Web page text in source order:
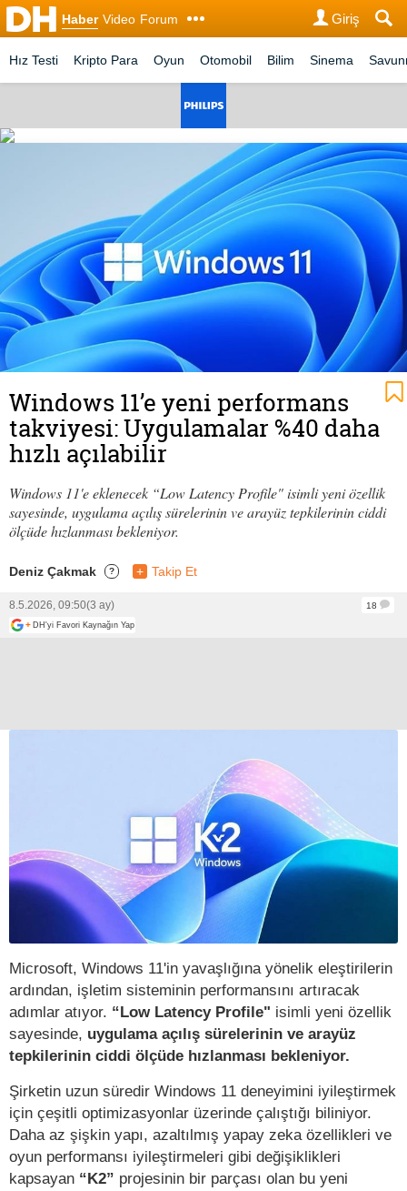
Haber Video Forum Giriş
Hız Testi Kripto Para Oyun Otomobil Bilim Sinema
Windows 11’e yeni performans
takviyesi: Uygulamalar %40 daha
hızlı açılabilir
Windows 11'e eklenecek “Low Latency Profile" isimli yeni özellik
sayesinde, uygulama açılış sürelerinin ve arayüz tepkilerinin ciddi
ölçüde hızlanması bekleniyor.
Deniz Çakmak ? + Takip Et
8.5.2026, 09:50(3 ay)
18
+ DH'yi Favori Kaynağın Yap
Microsoft, Windows 11'in yavaşlığına yönelik eleştirilerin
ardından, işletim sisteminin performansını artıracak
adımlar atıyor. “Low Latency Profile" isimli yeni özellik
sayesinde, uygulama açılış sürelerinin ve arayüz
tepkilerinin ciddi ölçüde hızlanması bekleniyor.
Şirketin uzun süredir Windows 11 deneyimini iyileştirmek
için çeşitli optimizasyonlar üzerinde çalıştığı biliniyor.
Daha az şişkin yapı, azaltılmış yapay zeka özellikleri ve
oyun performansı iyileştirmeleri gibi değişiklikleri
kapsayan “K2” projesinin bir parçası olan bu yeni